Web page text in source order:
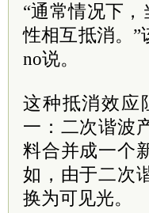
“通常情况下
性相互抵消。”
no说。
这种抵消效应
一：二次谐波
料合并成一个
如，由于二次
换为可见光。